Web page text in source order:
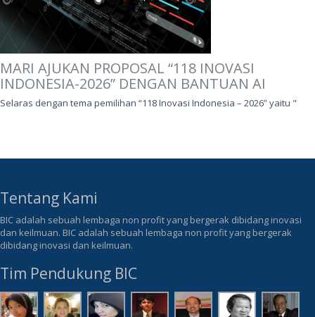
MARI AJUKAN PROPOSAL “118 INOVASI
INDONESIA-2026” DENGAN BANTUAN AI
Selaras dengan tema pemilihan “118 Inovasi Indonesia – 2026” yaitu "
Tentang Kami
BIC adalah sebuah lembaga non profit yang bergerak dibidang inovasi
dan keilmuan. BIC adalah sebuah lembaga non profit yang bergerak
dibidang inovasi dan keilmuan.
Tim Pendukung BIC